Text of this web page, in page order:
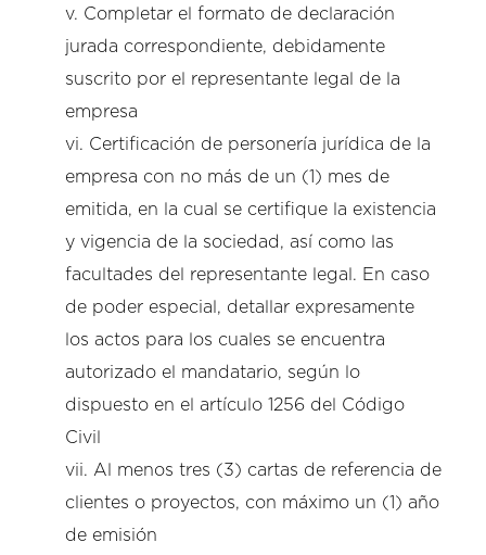
v. Completar el formato de declaración
jurada correspondiente, debidamente
suscrito por el representante legal de la
empresa
vi. Certificación de personería jurídica de la
empresa con no más de un (1) mes de
emitida, en la cual se certifique la existencia
y vigencia de la sociedad, así como las
facultades del representante legal. En caso
de poder especial, detallar expresamente
los actos para los cuales se encuentra
autorizado el mandatario, según lo
dispuesto en el artículo 1256 del Código
Civil
vii. Al menos tres (3) cartas de referencia de
clientes o proyectos, con máximo un (1) año
de emisión